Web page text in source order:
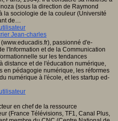
(sous la direction de Raymond
la sociologie de la couleur (Université
de…
Jean-charles
passionné d'e-
l'Information et de la Communication
sur les tendances
distance et de l'éducation numérique,
en pédagogie numérique, les réformes
numérique à l'école, et les startup ed-
en chef de la ressource
(France Télévisions, TF1, Canal Plus,